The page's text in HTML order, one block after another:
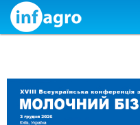
Skip to content